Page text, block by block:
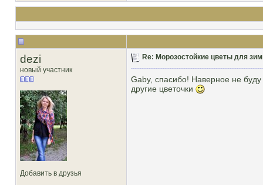
dezi
новый участник
Добавить в друзья
Re: Морозостойкие цветы для
Gaby, спасибо! Наверное не
другие цветочки